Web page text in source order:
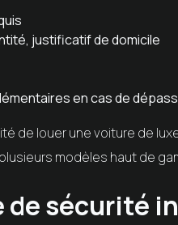
justificatif de domicile
en cas de
de louer une voiture de
modèles haut de
de sécurité